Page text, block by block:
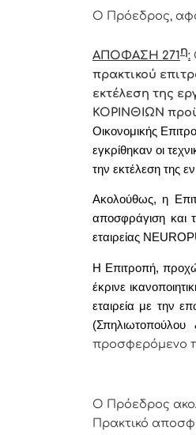
Ο Πρόεδρος,
ΑΠΟΦΑΣΗ 271 η:
πρακτικού
εκτέλεση της
ΚΟΡΙΝΘΙΩΝ
Οικονομικής
εγκρίθηκαν οι
την εκτέλεση της
Ακολούθως, η
αποσφράγιση και
εταιρείας
Η Επιτροπή,
έκρινε
εταιρεία με την
προσφερόμενο
Ο Πρόεδρος
Πρακτικό